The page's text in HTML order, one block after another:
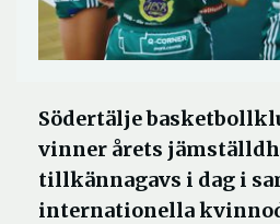
Södertälje
vinner årets
tillkännagavs i dag i
internationella